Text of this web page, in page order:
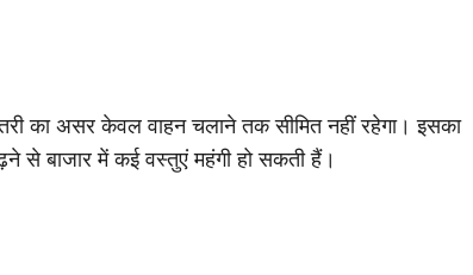
का असर केवल वाहन चलाने तक सीमित नहीं रहेगा। इसका
से बाजार में कई वस्तुएं महंगी हो सकती हैं।